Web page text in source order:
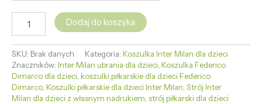
Dodaj do koszyka
SKU: Brak danych Kategoria: Koszulka Inter Milan dla dzieci
Znaczników: Inter Milan ubrania dla dzieci, Koszulka Federico
Dimarco dla dzieci, koszulki piłkarskie dla dzieci Federico
Dimarco, Koszulki piłkarskie dla dzieci Inter Milan, Strój Inter
Milan dla dzieci z własnym nadrukiem, strój piłkarski dla dzieci